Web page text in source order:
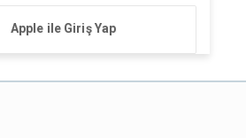
Apple ile Giriş Yap